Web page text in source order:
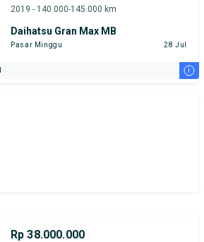
2019 - 140.000-145.000 km
Daihatsu Gran Max MB
Pasar Minggu 28 Jul
i
Rp 38.000.000